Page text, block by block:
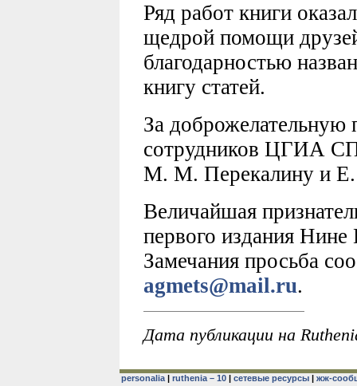
Ряд работ книги
щедрой помощи
благодарностью
книгу статей.
За доброжелательную
сотрудников ЦГИА
М. М. Перекалину и
Величайшая
первого издания Нине
Замечания просьба
agmets@mail.ru.
Дата публикации на
personalia| ruthenia – 10| сетевые ресурсы| жж-